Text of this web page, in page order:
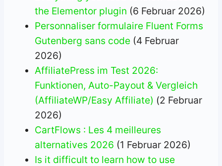
the Elementor plugin (6 Februar 2026)
Personnaliser formulaire Fluent Forms
Gutenberg sans code (4 Februar
2026)
AffiliatePress im Test 2026:
Funktionen, Auto-Payout & Vergleich
(AffiliateWP/Easy Affiliate) (2 Februar
2026)
CartFlows : Les 4 meilleures
alternatives 2026 (1 Februar 2026)
Is it difficult to learn how to use